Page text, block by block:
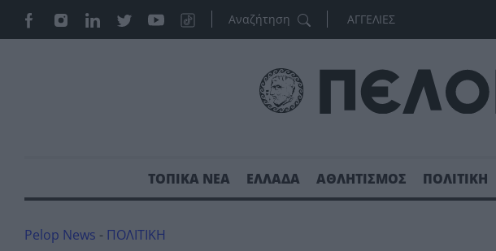
ΑΓΓΕΛΙΕΣ
ΤΟΠΙΚΑ ΝΕΑ ΕΛΛΑΔΑ ΑΘΛΗΤΙΣΜΟΣ ΠΟΛΙΤΙΚΗ
Pelop News - ΠΟΛΙΤΙΚΗ